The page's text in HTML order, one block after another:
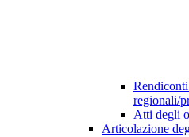
regionali/
Atti degli
Articolazione